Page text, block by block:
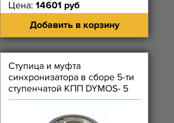
Цена: 14601 руб
Добавить в корзину
Ступица и муфта
синхронизатора в сборе 5-ти
ступенчатой КПП DYMOS- 5
передачи и заднего хода